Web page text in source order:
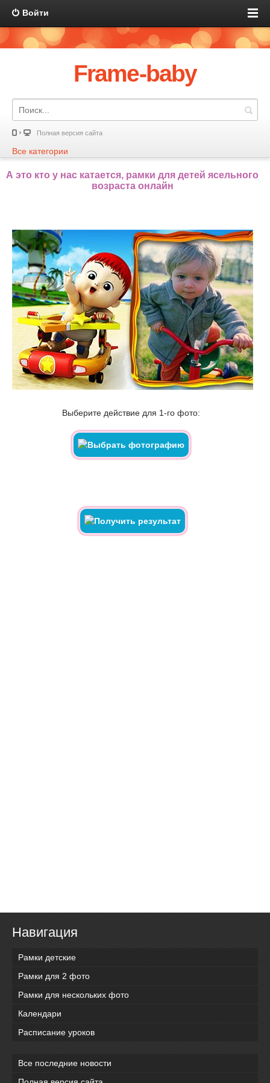
Войти
Frame-baby
Полная версия сайта
Все категории
А это кто у нас катается, рамки для детей ясельного
возраста онлайн
Выберите действие для 1-го фото:
Навигация
Рамки детские
Рамки для 2 фото
Рамки для нескольких фото
Календари
Расписание уроков
Все последние новости